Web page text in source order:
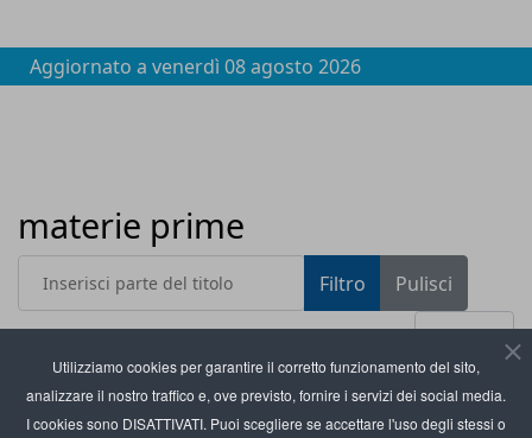
Utilizziamo cookies per garantire il corretto funzionamento del sito,
analizzare il nostro traffico e, ove previsto, fornire i servizi dei social media.
I cookies sono DISATTIVATI. Puoi scegliere se accettare l'uso degli stessi o
Aggiornato a venerdì 08 agosto 2026
materie prime
Inserisci parte del titolo Filtro
Pulisci
Visualizza #
Titolo
La piattaforma di Stesi supporta le aziende